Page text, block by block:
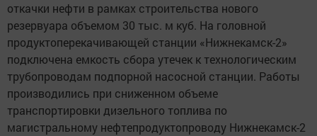
откачки нефти в рамках строительства нового
резервуара объемом 30 тыс. м куб. На головной
продуктоперекачивающей станции «Нижнекамск-2»
подключена емкость сбора утечек к технологическим
трубопроводам подпорной насосной станции. Работы
производились при сниженном объеме
транспортировки дизельного топлива по
магистральному нефтепродуктопроводу Нижнекамск-2